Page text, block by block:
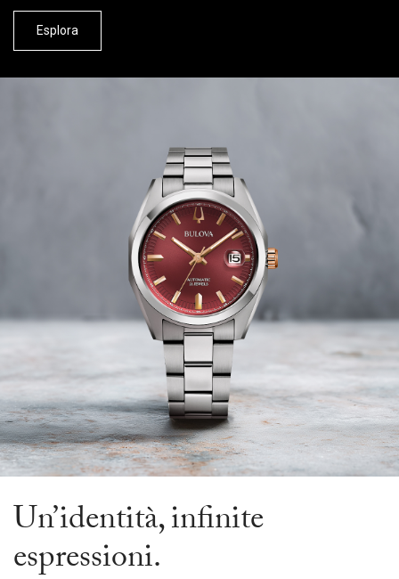
Esplora
Un’identità, infinite
espressioni.